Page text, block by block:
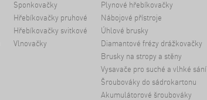
Sponkovačky
Hřebíkovačky pruhové
Hřebíkovačky svitkové
Vlnovačky
Plynové hřebíkovačky
Nábojové přístroje
Úhlové brusky
Diamantové frézy drážkovačky
Brusky na stropy a stěny
Vysavače pro suché a vlhké sání
Šroubováky do sádrokartonu
Akumulátorové šroubováky